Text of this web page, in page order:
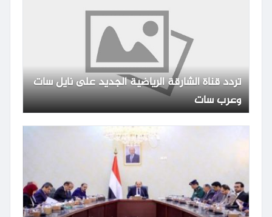
تردد قناة الشارقة الرياضية الجديد على نايل سات
وعرب سات